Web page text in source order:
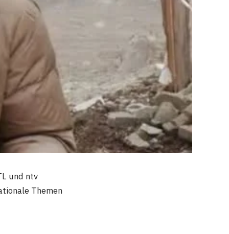
und ntv
Themen